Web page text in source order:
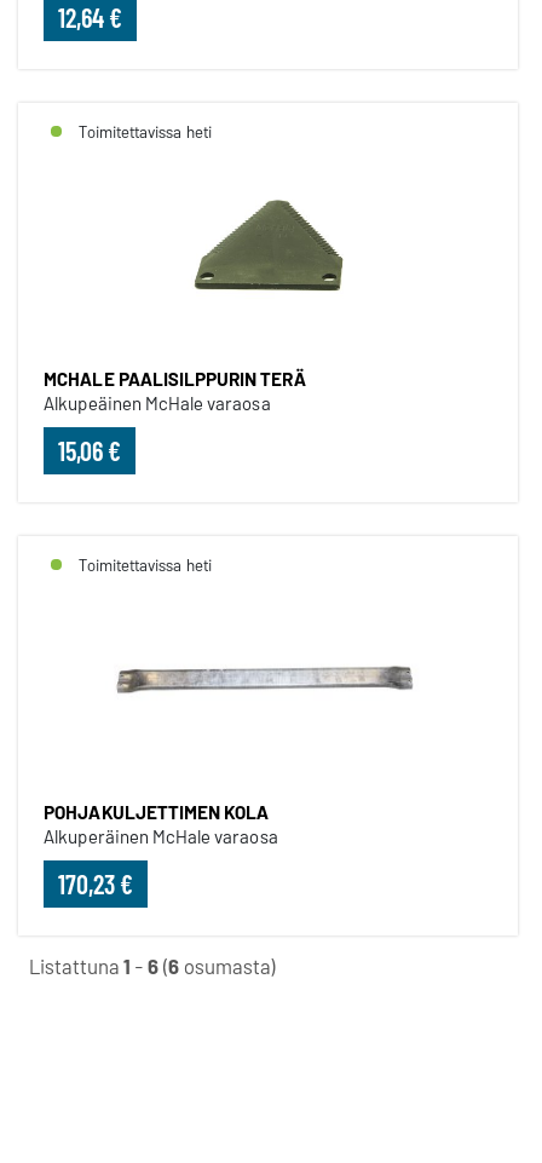
12,64 €
Toimitettavissa heti
MCHALE PAALISILPPURIN TERÄ
Alkupeäinen McHale varaosa
15,06 €
Toimitettavissa heti
POHJAKULJETTIMEN KOLA
Alkuperäinen McHale varaosa
170,23 €
Listattuna1 -6 (6 osumasta)